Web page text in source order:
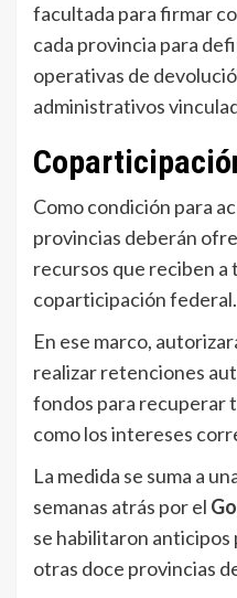
facultada para firmar
cada provincia para
operativas de
administrativos
Como condición para
provincias deberán
recursos que reciben a
coparticipación federal.
En ese marco,
realizar retenciones
fondos para recuperar
como los intereses
La medida se suma a
semanas atrás por el
se habilitaron anticipos
otras doce provincias